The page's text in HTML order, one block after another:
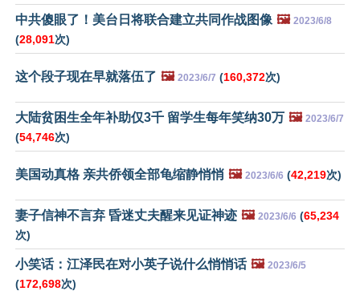
中共傻眼了！美台日将联合建立共同作战图像 🖼️ 2023/6/8
(28,091次)
这个段子现在早就落伍了 🖼️ 2023/6/7 (160,372次)
大陆贫困生全年补助仅3千 留学生每年笑纳30万 🖼️ 2023/6/7
(54,746次)
美国动真格 亲共侨领全部龟缩静悄悄 🖼️ 2023/6/6 (42,219次)
妻子信神不言弃 昏迷丈夫醒来见证神迹 🖼️ 2023/6/6 (65,234
次)
小笑话：江泽民在对小英子说什么悄悄话 🖼️ 2023/6/5
(172,698次)